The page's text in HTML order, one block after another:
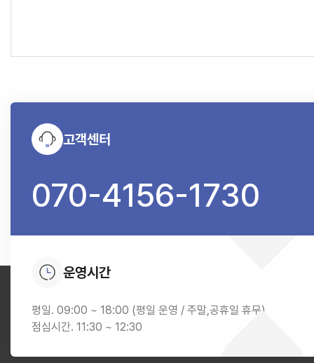
고객센터
070-4156-1730
운영시간
평일. 09:00 ~ 18:00 (평일 운영 / 주말,공휴일 휴무)
점심시간. 11:30 ~ 12:30